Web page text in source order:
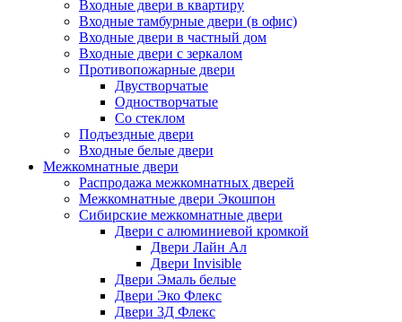
Входные двери в квартиру
Входные тамбурные двери (в офис)
Входные двери в частный дом
Входные двери с зеркалом
Противопожарные двери
Двустворчатые
Одностворчатые
Со стеклом
Подъездные двери
Входные белые двери
Межкомнатные двери
Распродажа межкомнатных дверей
Межкомнатные двери Экошпон
Сибирские межкомнатные двери
Двери с алюминиевой кромкой
Двери Лайн Ал
Двери Invisible
Двери Эмаль белые
Двери Эко Флекс
Двери 3Д Флекс